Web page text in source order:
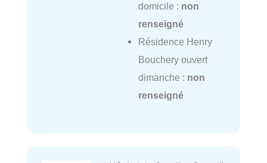
domicile : non
renseigné
Résidence Henry
Bouchery ouvert
dimanche : non
renseigné